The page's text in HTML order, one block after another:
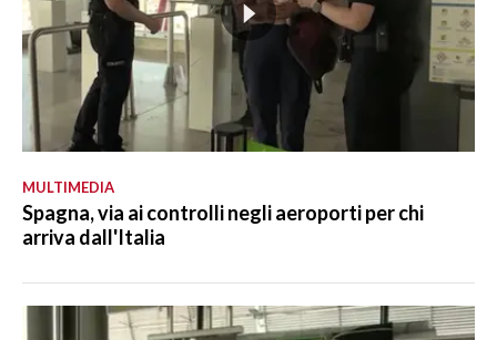
MULTIMEDIA
Spagna, via ai controlli negli aeroporti per chi
arriva dall'Italia